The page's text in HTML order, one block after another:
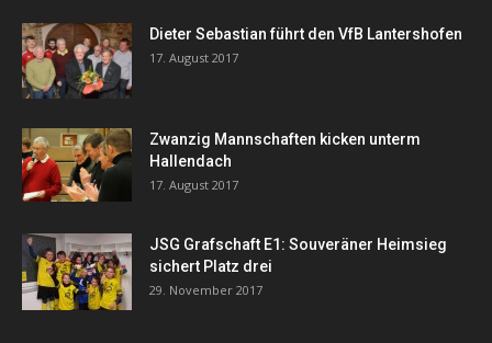
Dieter Sebastian führt den VfB Lantershofen
17. August 2017
Zwanzig Mannschaften kicken unterm
Hallendach
17. August 2017
JSG Grafschaft E1: Souveräner Heimsieg
sichert Platz drei
29. November 2017